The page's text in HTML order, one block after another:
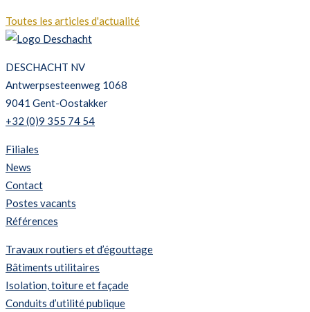
Toutes les articles d'actualité
DESCHACHT NV
Antwerpsesteenweg 1068
9041 Gent-Oostakker
+32 (0)9 355 74 54
Filiales
News
Contact
Postes vacants
Références
Travaux routiers et d’égouttage
Bâtiments utilitaires
Isolation, toiture et façade
Conduits d’utilité publique